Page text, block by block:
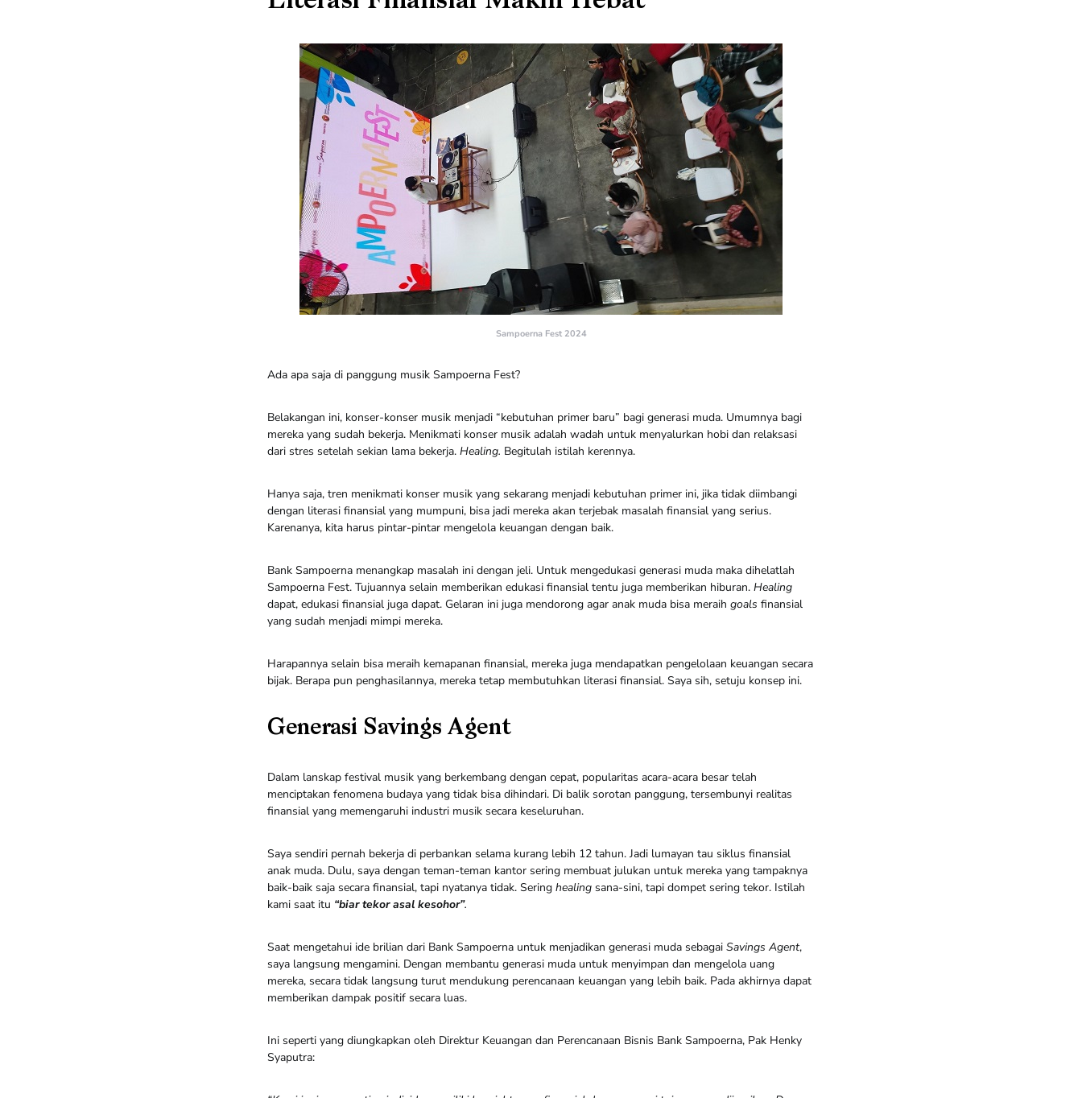
Sampoerna Fest 2024
Ada apa saja di panggung musik Sampoerna Fest?
Belakangan ini, konser-konser musik menjadi “kebutuhan primer baru” bagi generasi muda. Umumnya bagi
mereka yang sudah bekerja. Menikmati konser musik adalah wadah untuk menyalurkan hobi dan relaksasi
dari stres setelah sekian lama bekerja. Healing. Begitulah istilah kerennya.
Hanya saja, tren menikmati konser musik yang sekarang menjadi kebutuhan primer ini, jika tidak diimbangi
dengan literasi finansial yang mumpuni, bisa jadi mereka akan terjebak masalah finansial yang serius.
Karenanya, kita harus pintar-pintar mengelola keuangan dengan baik.
Bank Sampoerna menangkap masalah ini dengan jeli. Untuk mengedukasi generasi muda maka dihelatlah
Sampoerna Fest. Tujuannya selain memberikan edukasi finansial tentu juga memberikan hiburan. Healing
dapat, edukasi finansial juga dapat. Gelaran ini juga mendorong agar anak muda bisa meraih goals finansial
yang sudah menjadi mimpi mereka.
Harapannya selain bisa meraih kemapanan finansial, mereka juga mendapatkan pengelolaan keuangan secara
bijak. Berapa pun penghasilannya, mereka tetap membutuhkan literasi finansial. Saya sih, setuju konsep ini.
Generasi Savings Agent
Dalam lanskap festival musik yang berkembang dengan cepat, popularitas acara-acara besar telah
menciptakan fenomena budaya yang tidak bisa dihindari. Di balik sorotan panggung, tersembunyi realitas
finansial yang memengaruhi industri musik secara keseluruhan.
Saya sendiri pernah bekerja di perbankan selama kurang lebih 12 tahun. Jadi lumayan tau siklus finansial
anak muda. Dulu, saya dengan teman-teman kantor sering membuat julukan untuk mereka yang tampaknya
baik-baik saja secara finansial, tapi nyatanya tidak. Sering healing sana-sini, tapi dompet sering tekor. Istilah
kami saat itu “biar tekor asal kesohor”.
Saat mengetahui ide brilian dari Bank Sampoerna untuk menjadikan generasi muda sebagai Savings Agent,
saya langsung mengamini. Dengan membantu generasi muda untuk menyimpan dan mengelola uang
mereka, secara tidak langsung turut mendukung perencanaan keuangan yang lebih baik. Pada akhirnya dapat
memberikan dampak positif secara luas.
Ini seperti yang diungkapkan oleh Direktur Keuangan dan Perencanaan Bisnis Bank Sampoerna, Pak Henky
Syaputra: